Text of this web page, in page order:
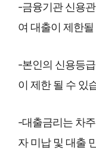
-금융기관 신용
여 대출이 제한
-본인의 신용등
이 제한 될 수 있
-대출금리는 차
자 미납 및 대출